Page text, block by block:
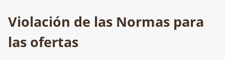
Violación de las Normas para
las ofertas